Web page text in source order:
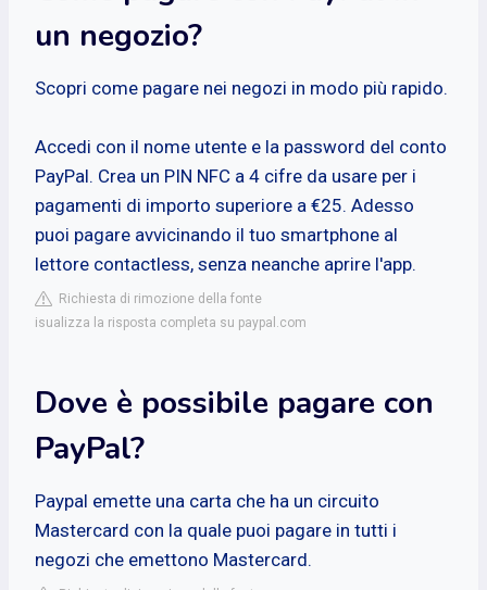
un negozio?
Scopri come pagare nei negozi in modo più rapido.
Accedi con il nome utente e la password del conto
PayPal. Crea un PIN NFC a 4 cifre da usare per i
pagamenti di importo superiore a €25. Adesso
puoi pagare avvicinando il tuo smartphone al
lettore contactless, senza neanche aprire l'app.
Richiesta di rimozione della fonte
isualizza la risposta completa su paypal.com
Dove è possibile pagare con
PayPal?
Paypal emette una carta che ha un circuito
Mastercard con la quale puoi pagare in tutti i
negozi che emettono Mastercard.